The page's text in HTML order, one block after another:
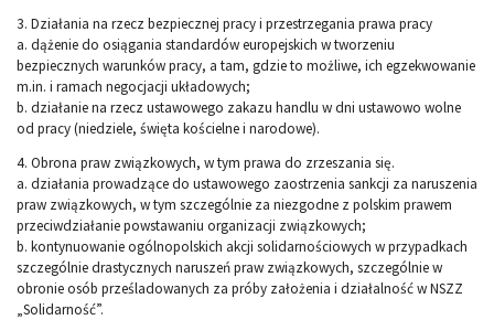
3. Działania na rzecz bezpiecznej pracy i przestrzegania prawa pracy
a. dążenie do osiągania standardów europejskich w tworzeniu
bezpiecznych warunków pracy, a tam, gdzie to możliwe, ich egzekwowanie
m.in. i ramach negocjacji układowych;
b. działanie na rzecz ustawowego zakazu handlu w dni ustawowo wolne
od pracy (niedziele, święta kościelne i narodowe).
4. Obrona praw związkowych, w tym prawa do zrzeszania się.
a. działania prowadzące do ustawowego zaostrzenia sankcji za naruszenia
praw związkowych, w tym szczególnie za niezgodne z polskim prawem
przeciwdziałanie powstawaniu organizacji związkowych;
b. kontynuowanie ogólnopolskich akcji solidarnościowych w przypadkach
szczególnie drastycznych naruszeń praw związkowych, szczególnie w
obronie osób prześladowanych za próby założenia i działalność w NSZZ
„Solidarność”.